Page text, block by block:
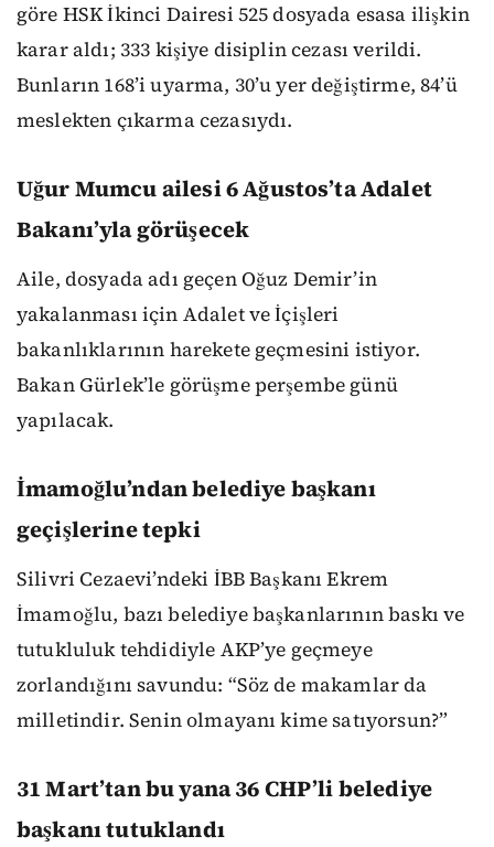
göre HSK İkinci Dairesi 525 dosyada esasa ilişkin
karar aldı; 333 kişiye disiplin cezası verildi.
Bunların 168’i uyarma, 30’u yer değiştirme, 84’ü
meslekten çıkarma cezasıydı.
Uğur Mumcu ailesi 6 Ağustos’ta Adalet
Bakanı’yla görüşecek
Aile, dosyada adı geçen Oğuz Demir’in
yakalanması için Adalet ve İçişleri
bakanlıklarının harekete geçmesini istiyor.
Bakan Gürlek’le görüşme perşembe günü
yapılacak.
İmamoğlu’ndan belediye başkanı
geçişlerine tepki
Silivri Cezaevi’ndeki İBB Başkanı Ekrem
İmamoğlu, bazı belediye başkanlarının baskı ve
tutukluluk tehdidiyle AKP’ye geçmeye
zorlandığını savundu: “Söz de makamlar da
milletindir. Senin olmayanı kime satıyorsun?”
31 Mart’tan bu yana 36 CHP’li belediye
başkanı tutuklandı